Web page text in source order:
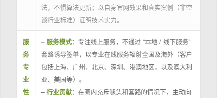
法，不惧算法更新；以自身官网效果和真实案例（非空
谈行业标准）证明技术实力。
服
务
专
业
性
– 服务模式：专注线上服务，不通过 “本地 / 线下服务”
套路诱导签单，以专业在线服务辐射全国及海外（客户
包括上海、广州、北京、深圳、港澳地区，以及澳大利
亚、美国等）。
–行业贡献：在圈内充斥噱头和套路的情况下，主动向